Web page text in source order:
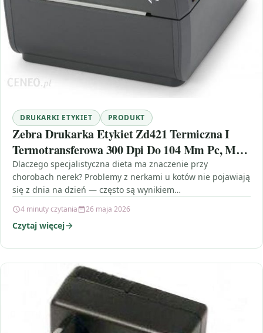
DRUKARKI ETYKIET PRODUKT
Zebra Drukarka Etykiet Zd421 Termiczna I
Termotransferowa 300 Dpi Do 104 Mm Pc, Mac
Usb, Bluetooth Btle
Dlaczego specjalistyczna dieta ma znaczenie przy
chorobach nerek? Problemy z nerkami u kotów nie pojawiają
się z dnia na dzień — często są wynikiem…
4 minuty czytania 26 maja 2026
Czytaj więcej